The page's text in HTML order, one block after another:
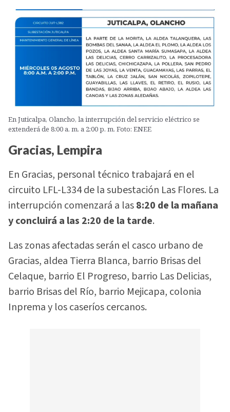
En Juticalpa, Olancho, la interrupción del servicio eléctrico se
extenderá de 8:00 a. m. a 2:00 p. m. Foto: ENEE
Gracias, Lempira
En Gracias, personal técnico trabajará en el
circuito LFL-L334 de la subestación Las Flores. La
interrupción comenzará a las8:20 de la mañana
y concluirá a las 2:20 de la tarde.
Las zonas afectadas serán el casco urbano de
Gracias, aldea Tierra Blanca, barrio Brisas del
Celaque, barrio El Progreso, barrio Las Delicias,
barrio Brisas del Río, barrio Mejicapa, colonia
Inprema y los caseríos cercanos.